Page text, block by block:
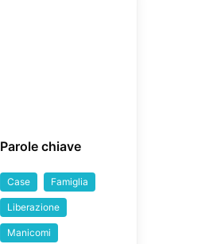
Parole chiave
Case Famiglia
Liberazione
Manicomi